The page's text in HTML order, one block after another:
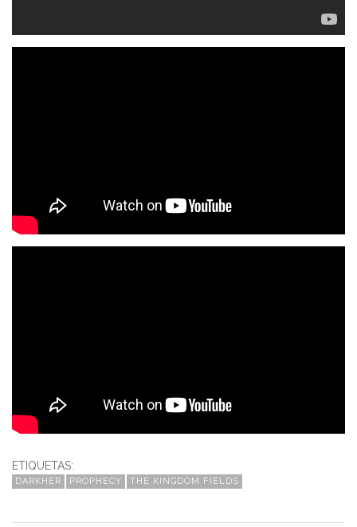
ETIQUETAS:
DARKHER PROPHECY THE KINGDOM FIELDS